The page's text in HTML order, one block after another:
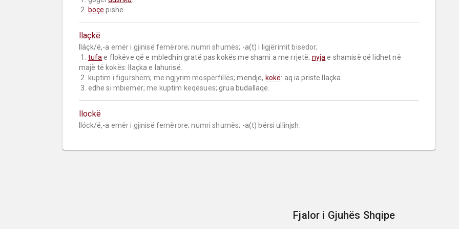
2.
boçe pishe.
llaçkë
lláçk/ë,-a emër i gjinisë femërore; numri shumës; -a(t) i ligjërimit bisedor;
1. tufa e flokëve që e mbledhin gratë pas kokës me shami a me rrjetë; nyja e shamisë që lidhet në
majë të kokës: llaçka e lahurisë.
2.
kuptim i figurshëm; me ngjyrim mospërfillës; mendje, kokë: aq ia priste llaçka.
3. edhe si mbiemër; me kuptim keqësues; grua budallaqe.
llockë
llóck/ë,-a emër i gjinisë femërore; numri shumës; -a(t) bërsi ullinjsh.
Fjalor i Gjuhës Shqipe